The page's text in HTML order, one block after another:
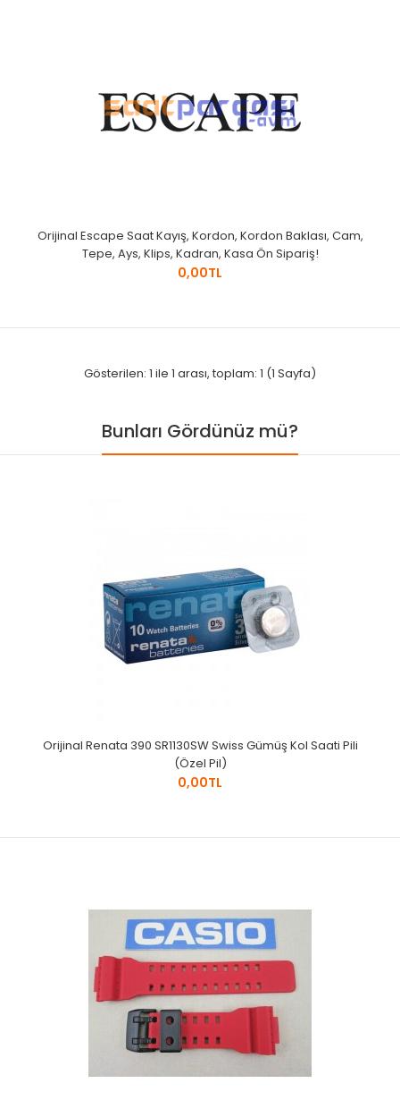
Orijinal Escape Saat Kayış, Kordon, Kordon Baklası, Cam,
Tepe, Ays, Klips, Kadran, Kasa Ön Sipariş!
0,00TL
Gösterilen: 1 ile 1 arası, toplam: 1 (1 Sayfa)
Bunları Gördünüz mü?
Orijinal Renata 390 SR1130SW Swiss Gümüş Kol Saati Pili
(Özel Pil)
0,00TL